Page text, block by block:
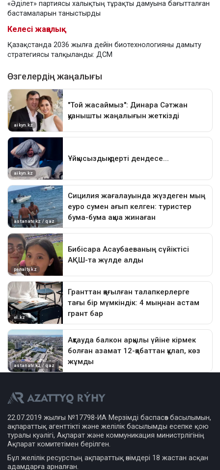
«Әділет» партиясы халықтың тұрақты дамуына бағытталған
бастамаларын таныстырды
Келесі жаңалық
Қазақстанда 2036 жылға дейін биотехнологияны дамыту
стратегиясы талқыланды: ДСМ
22.07.2019 жылғы №17798-ИА Мерзімді баспасөз басылымын,
ақпараттық агенттікті және желілік басылымды есепке қою
туралы куәлігі, Ақпарат және коммуникация министрлігінің
Ақпарат комитетімен берілген.
Бұл желілік ресурстың ақпараттық өнімдері 18 жастан асқан
адамдарға арналған.